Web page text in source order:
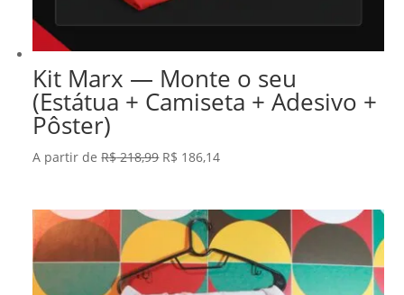
Kit Marx — Monte o seu
(Estátua + Camiseta + Adesivo +
Pôster)
A partir deR$218,99 O
era:
R$ 218,99.
R$ 186,14O
é:
R$ 186,14.